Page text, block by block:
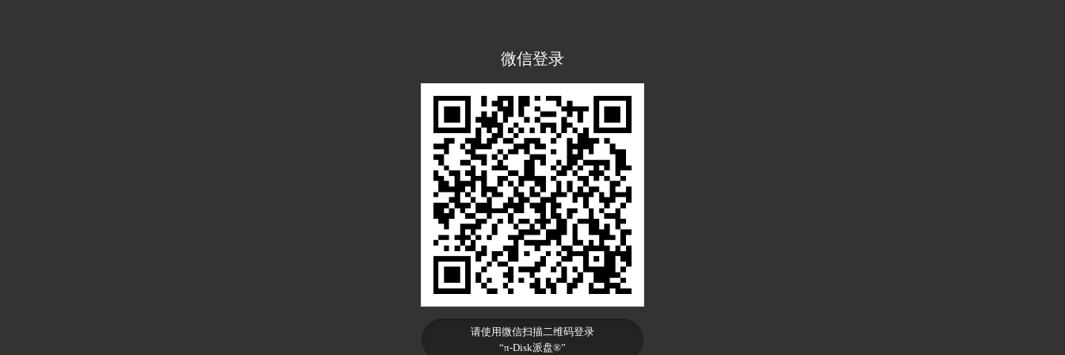
微信登录
请使用微信扫描二维码登录
“π-Disk派盘®”